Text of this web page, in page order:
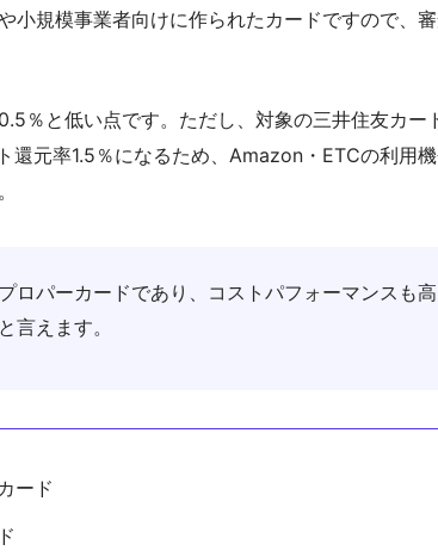
小規模事業者向けに作られたカードですので、
％と低い点です。ただし、対象の三井住友カー
還元率1.5％になるため、Amazon・ETCの利用
ロパーカードであり、コストパフォーマンスも
言えます。
ード